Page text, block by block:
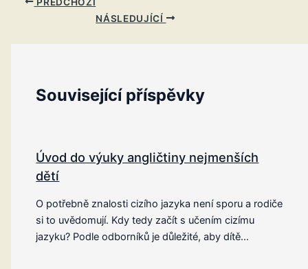
NÁSLEDUJÍCÍ
Související příspěvky
Úvod do výuky angličtiny nejmenších
dětí
O potřebně znalosti cizího jazyka není sporu a rodiče
si to uvědomují. Kdy tedy začít s učením cizímu
jazyku? Podle odborníků je důležité, aby dítě…